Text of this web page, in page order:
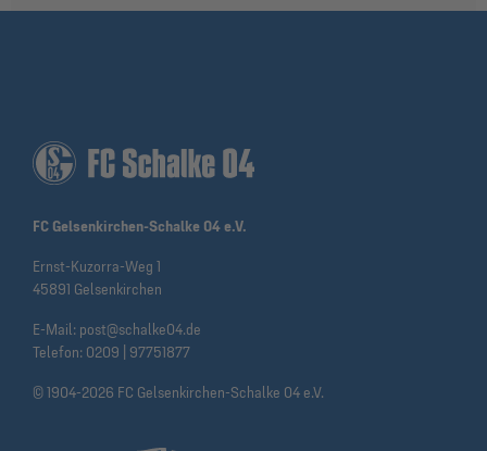
FC Gelsenkirchen-Schalke 04 e.V.
Ernst-Kuzorra-Weg 1
45891 Gelsenkirchen
E-Mail: post@schalke04.de
Telefon: 0209 | 97751877
© 1904-2026 FC Gelsenkirchen-Schalke 04 e.V.